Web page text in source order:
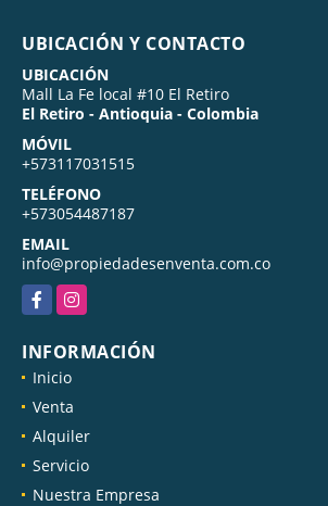
UBICACIÓN Y CONTACTO
UBICACIÓN
Mall La Fe local #10 El Retiro
El Retiro - Antioquia - Colombia
MÓVIL
+573117031515
TELÉFONO
+573054487187
EMAIL
info@propiedadesenventa.com.co
FacebookInstagram
INFORMACIÓN
Inicio
Venta
Alquiler
Servicio
Nuestra Empresa